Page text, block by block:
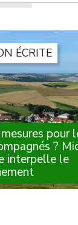
ÉCRITE
pour
?
interpelle le
minorité est